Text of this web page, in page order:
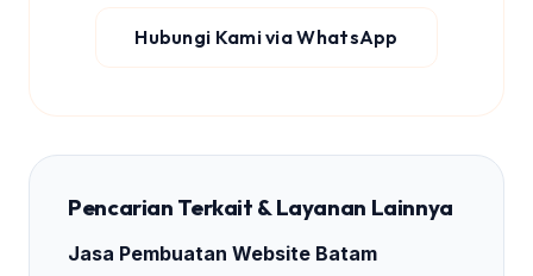
Hubungi Kami via WhatsApp
Pencarian Terkait & Layanan Lainnya
Jasa Pembuatan Website Batam